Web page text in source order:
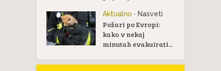
Aktualno • Nasveti
Požari po Evropi:
kako v nekaj
minutah evakuirati...